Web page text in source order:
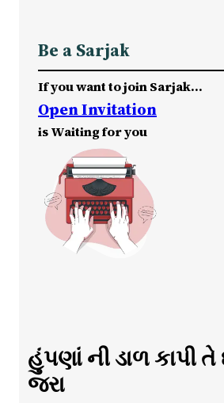
Be a Sarjak
If you want to join Sarjak…
Open Invitation
is Waiting for you
હુંપણાં ની ડાળ કાપી
જરા